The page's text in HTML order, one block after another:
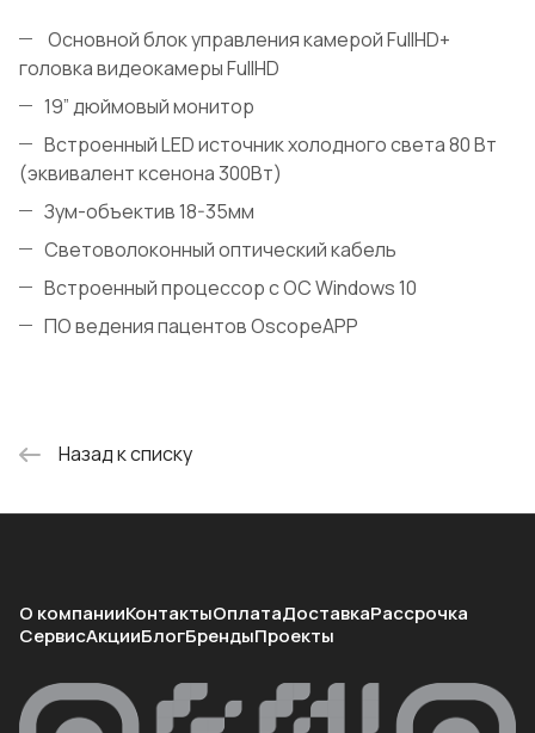
Основной блок управления камерой FullHD+
головка видеокамеры FullHD
19” дюймовый монитор
Встроенный LED источник холодного света 80 Вт
(эквивалент ксенона 300Вт)
Зум-объектив 18-35мм
Световолоконный оптический кабель
Встроенный процессор с ОС Windows 10
ПО ведения пацентов OscopeAPP
Назад к списку
О компанииКонтактыОплатаДоставкаРассрочка
СервисАкцииБлогБрендыПроекты